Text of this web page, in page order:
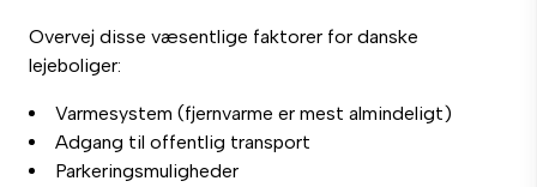
Overvej disse væsentlige faktorer for danske
lejeboliger:
Varmesystem (fjernvarme er mest almindeligt)
Adgang til offentlig transport
Parkeringsmuligheder